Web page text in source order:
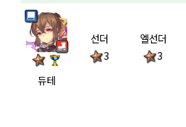
듀테
선더
3
엘선더
3